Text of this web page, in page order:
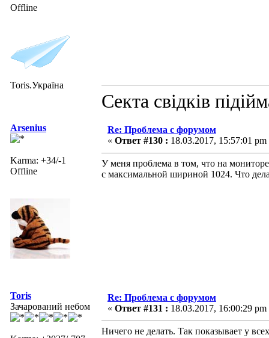
Offline
Toris.Україна
Секта свідків
Arsenius
Karma: +34/-1
Offline
Re: Проблема с форумом
« Ответ #130 : 18.03.2017, 15:57:01 pm
У меня проблема в том, что на
с максимальной шириной 1024. Что
Toris
Зачарований небом
Re: Проблема с форумом
« Ответ #131 : 18.03.2017, 16:00:29 pm
Ничего не делать. Так показывает у